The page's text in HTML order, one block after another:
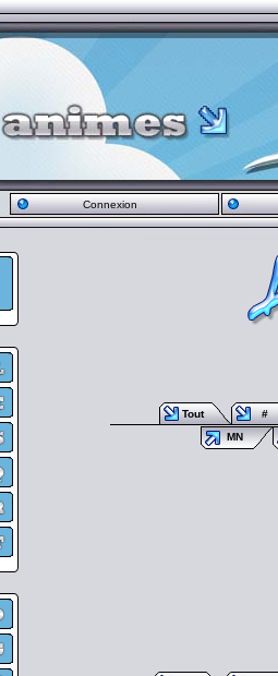
Connexion
Tout
#
MN